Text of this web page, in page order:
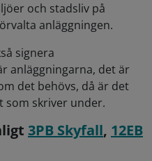
och stadsliv på
anläggningen.
signera
anläggningarna, det är
det behövs, då är det
som skriver under.
3PB Skyfall, 12EB